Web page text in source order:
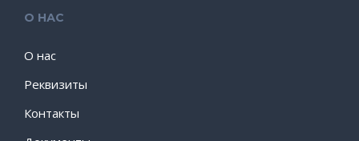
О НАС
О нас
Реквизиты
Контакты